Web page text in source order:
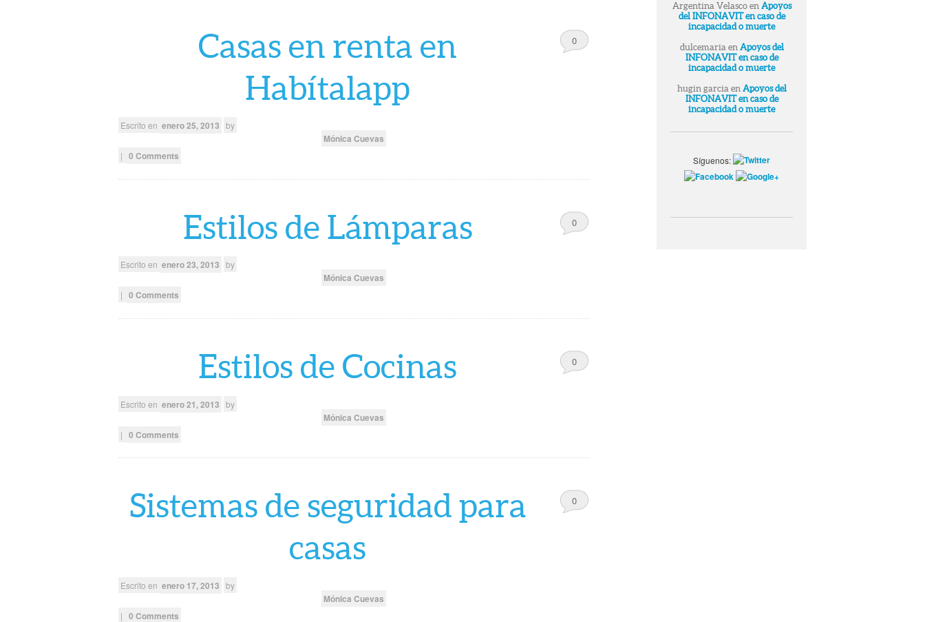
Casas en renta en
Habítalapp
0
Escrito en enero 25, 2013 by
Mónica Cuevas
| 0 Comments
Estilos de Lámparas
0
Escrito en enero 23, 2013 by
Mónica Cuevas
| 0 Comments
Estilos de Cocinas
0
Escrito en enero 21, 2013 by
Mónica Cuevas
| 0 Comments
Sistemas de seguridad para
casas
0
Escrito en enero 17, 2013 by
Mónica Cuevas
| 0 Comments
Argentina Velascoen Apoyos
del INFONAVIT en caso de
incapacidad o muerte
dulcemariaen Apoyos del
INFONAVIT en caso de
incapacidad o muerte
hugin garciaen Apoyos del
INFONAVIT en caso de
incapacidad o muerte
Síguenos: